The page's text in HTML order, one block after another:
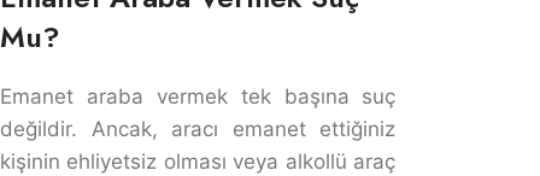
gereği trafiğe çıkacak olan her araca zorunlu kılınmıştır.
Trafik sigortası kaza anında aracınızı diğer araçlara ve
ya üçüncü kişilere karşı korumaktadır. Kaza sonrasında
ise kazadaki kusur dağılımına göre ödeme yapmaktadır.